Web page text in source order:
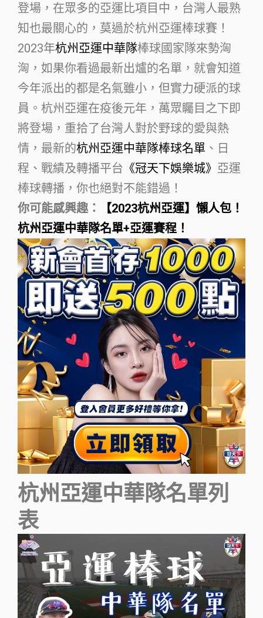
登場，在眾多的亞運比項目中，台灣人最熟
知也最關心的，莫過於杭州亞運棒球賽！
2023年杭州亞運中華隊棒球國家隊來勢洶
洶，如果你看過最新出爐的名單，就會知道
今年派出的都是名氣雖小，但實力硬派的球
員。杭州亞運在疫後元年，萬眾矚目之下即
將登場，重拾了台灣人對於野球的愛與熱
情，最新的杭州亞運中華隊棒球名單 、日
程、戰績及轉播平台 《冠天下娛樂城》 亞運
棒球轉播，你也絕對不能錯過！
你可能感興趣：
【2023杭州亞運】懶人包！
杭州亞運中華隊名單+亞運賽程！
杭州亞運中華隊名單列
表